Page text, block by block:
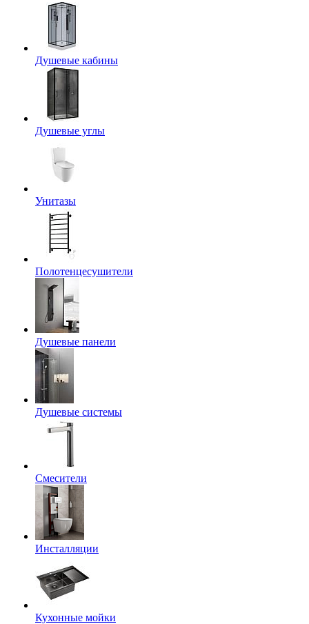
Душевые кабины
Душевые углы
Унитазы
Полотенцесушители
Душевые панели
Душевые системы
Смесители
Инсталляции
Кухонные мойки